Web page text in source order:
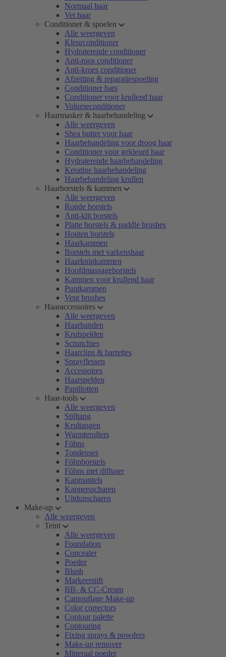
Normaal haar
Vet haar
Conditioner & spoelen
Alle weergeven
Kleurconditioner
Hydraterende conditioner
Anti-roos conditioner
Anti-kroes conditioner
Afzetting & reparatiespoeling
Conditioner bars
Conditioner voor krullend haar
Volumeconditioner
Haarmasker & haarbehandeling
Alle weergeven
Shea butter voor haar
Haarbehandeling voor droog haar
Conditioner voor gekleurd haar
Hydraterende haarbehandeling
Keratine haarbehandeling
Haarbehandeling krullen
Haarborstels & kammen
Alle weergeven
Ronde borstels
Anti-klit borstels
Platte borstels & paddle brushes
Houten borstels
Haarkammen
Borstels met varkenshaar
Haarknipkammen
Hoofdmassageborstels
Kammen voor krullend haar
Puntkammen
Vent brushes
Haaraccessoires
Alle weergeven
Haarbanden
Krulspelden
Scrunchies
Haarclips & barrettes
Sprayflessen
Accessoires
Haarspelden
Papillotten
Haar-tools
Alle weergeven
Stijltang
Krultangen
Warmterollers
Föhns
Tondeuses
Föhnborstels
Föhns met diffuser
Kapmantels
Kappersscharen
Uitdunscharen
Make-up
Alle weergeven
Teint
Alle weergeven
Foundation
Concealer
Poeder
Blush
Markeerstift
BB- & CC-Cream
Camouflage Make-up
Color correctors
Contour palette
Contouring
Fixing sprays & powders
Make-up remover
Mineraal poeder